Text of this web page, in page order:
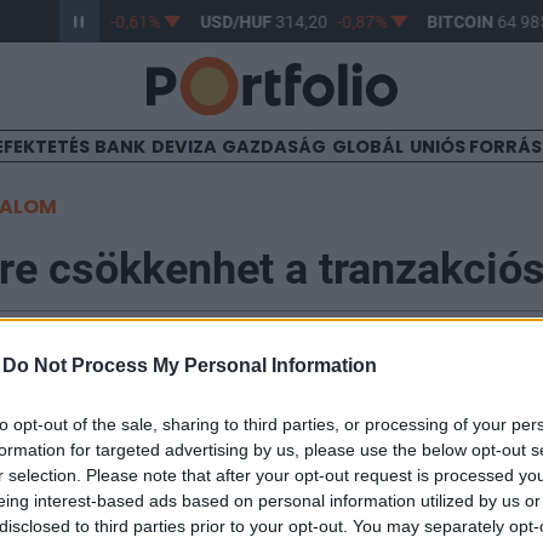
Do Not Process My Personal Information
opt-out of the sale, sharing to third parties, or processing of your
for targeted advertising by us, please use the below opt-out
selection. Please note that after your opt-out request is processed
interest-based ads based on personal information utilized by us
to third parties prior to your opt-out. You may separately
363,17 -0,61% USD/HUF314,20 -0,87% BITCOIN64
BANK DEVIZA GAZDASÁG GLOBÁL UNIÓS
csökkenhet a
forintos, maximum 80 százalékos kedvezményt is
illetékből azok a bankok, amelyek két év alatt 20-
Igaz, ez az elvárás a nagybankok
bankok és takarékszövetkezetek lehetnek a